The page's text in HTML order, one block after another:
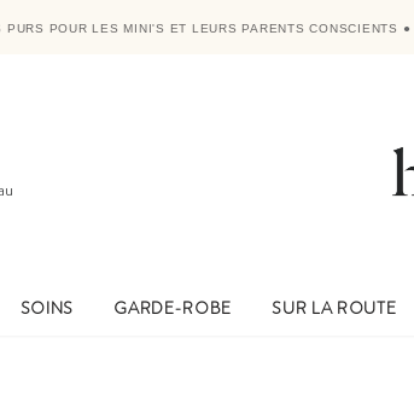
PURS POUR LES MINI'S ET LEURS PARENTS CONSCIENTS ●
SOINS GARDE-ROBE SUR LA ROUTE